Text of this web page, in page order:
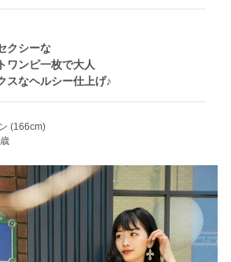
クシーな
ワンピ一枚で大人
スなヘルシー仕上げ♪
(166cm)